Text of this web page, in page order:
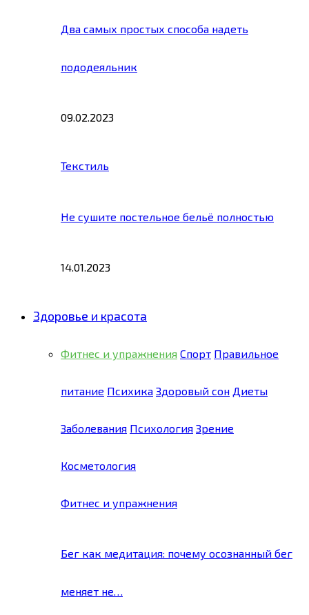
Два самых простых способа надеть
пододеяльник
09.02.2023
Текстиль
Не сушите постельное бельё полностью
14.01.2023
Здоровье и красота
Фитнес и упражнения Спорт Правильное
питание Психика Здоровый сон Диеты
Заболевания Психология Зрение
Косметология
Фитнес и упражнения
Бег как медитация: почему осознанный бег
меняет не…